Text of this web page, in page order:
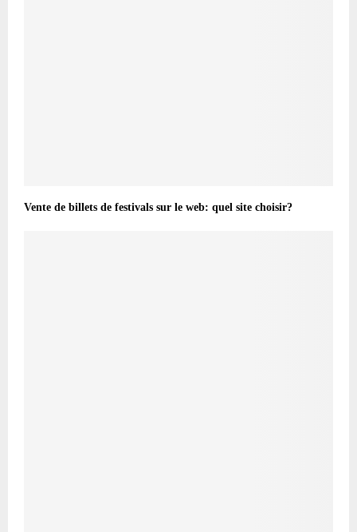
Vente de billets de festivals sur le web: quel site choisir?